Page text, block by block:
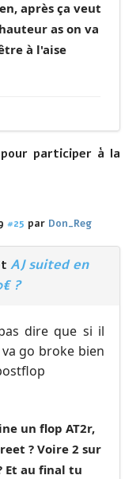
après ça veut
as on va
à l'aise
pour participer à la
#25 par Don_Reg
AJ suited en
?
dire que si il
go broke bien
un flop AT2r,
? Voire 2 sur
Et au final tu